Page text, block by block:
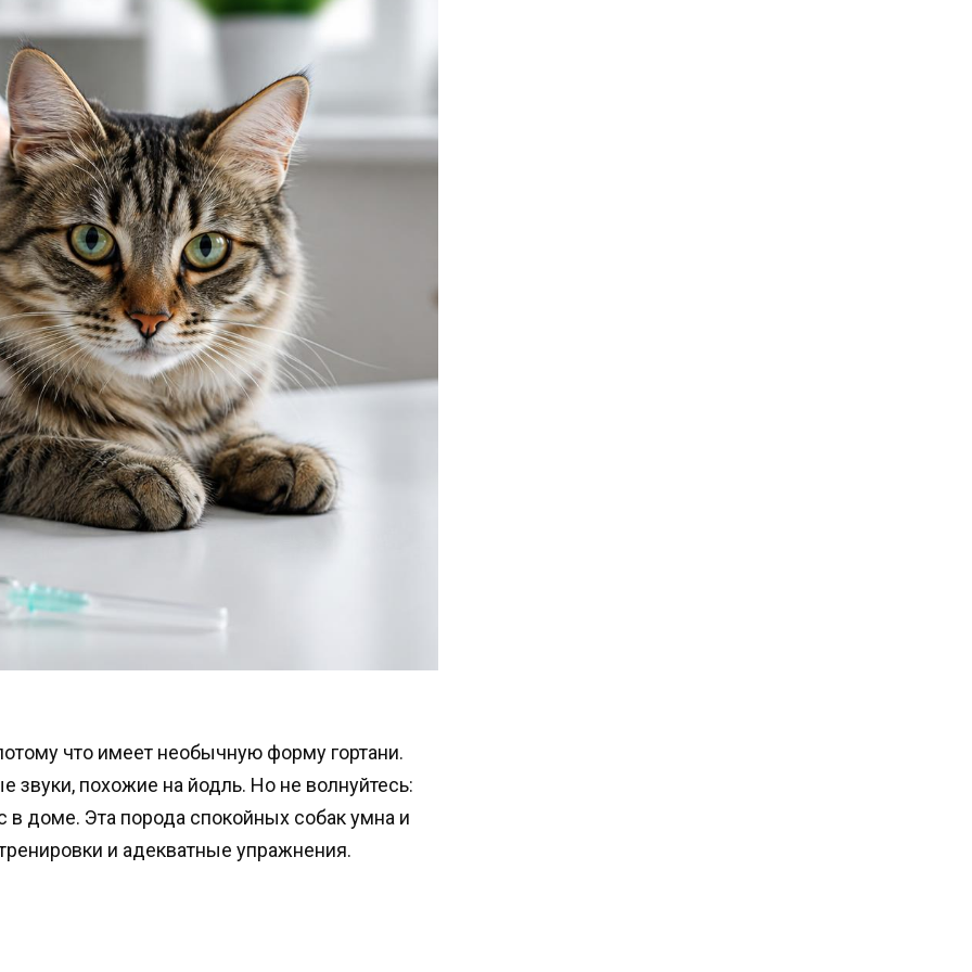
что имеет необычную форму гортани.
звуки, похожие на йодль. Но не волнуйтесь:
в доме. Эта порода спокойных собак умна и
и адекватные упражнения.